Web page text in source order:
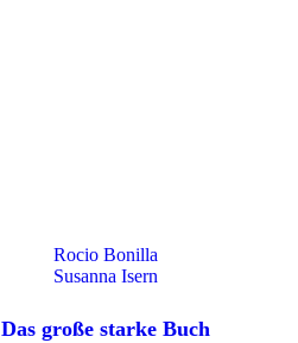
Rocio Bonilla
Susanna Isern
Das große starke Buch